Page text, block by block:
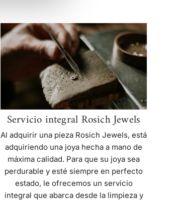
Servicio
integral
Rosich
Jewels
Servicio integral Rosich Jewels
Al adquirir una pieza Rosich Jewels, está
adquiriendo una joya hecha a mano de
máxima calidad. Para que su joya sea
perdurable y esté siempre en perfecto
estado, le ofrecemos un servicio
integral que abarca desde la limpieza y